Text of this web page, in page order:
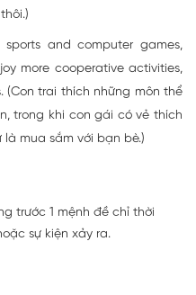
sports and computer games,
more cooperative activities,
(Con trai thích những môn thể
trong khi con gái có vẻ thích
mua sắm với bạn bè.)
trước 1 mệnh đề chỉ thời
sự kiện xảy ra.